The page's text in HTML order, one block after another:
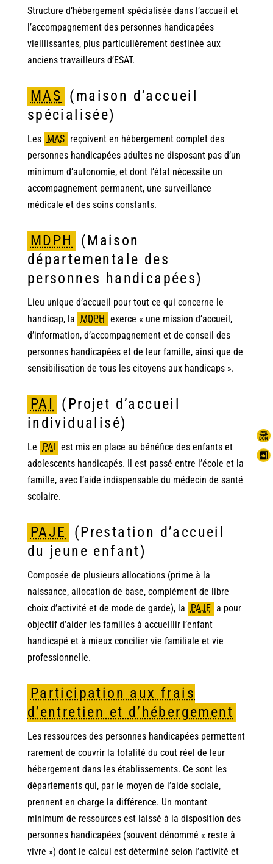
Structure d’hébergement spécialisée dans l’accueil et
l’accompagnement des personnes handicapées
vieillissantes, plus particulièrement destinée aux
anciens travailleurs d’ESAT.
MAS (maison d’accueil
spécialisée)
Les MAS reçoivent en hébergement complet des
personnes handicapées adultes ne disposant pas d’un
minimum d’autonomie, et dont l’état nécessite un
accompagnement permanent, une surveillance
médicale et des soins constants.
MDPH
(Maison
départementale des
personnes handicapées)
Lieu unique d’accueil pour tout ce qui concerne le
handicap, la MDPH exerce « une mission d’accueil,
d’information, d’accompagnement et de conseil des
personnes handicapées et de leur famille, ainsi que de
sensibilisation de tous les citoyens aux handicaps ».
PAI
(Projet d’accueil
individualisé)
Le PAI est mis en place au bénéfice des enfants et
adolescents handicapés. Il est passé entre l’école et la
famille, avec l’aide indispensable du médecin de santé
scolaire.
PAJE
(Prestation d’accueil
du jeune enfant)
Composée de plusieurs allocations (prime à la
naissance, allocation de base, complément de libre
choix d’activité et de mode de garde), la PAJE a pour
objectif d’aider les familles à accueillir l’enfant
handicapé et à mieux concilier vie familiale et vie
professionnelle.
Participation aux frais
d’entretien et d’hébergement
Les ressources des personnes handicapées permettent
rarement de couvrir la totalité du cout réel de leur
hébergement dans les établissements. Ce sont les
départements qui, par le moyen de l’aide sociale,
prennent en charge la différence. Un montant
minimum de ressources est laissé à la disposition des
personnes handicapées (souvent dénommé « reste à
vivre ») dont le calcul est déterminé selon l’activité et